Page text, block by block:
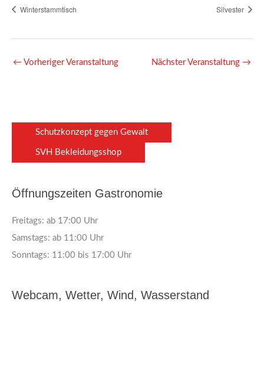
Winterstammtisch Silvester
← Vorheriger Veranstaltung Nächster Veranstaltung →
Schutzkonzept gegen Gewalt
SVH Bekleidungsshop
Öffnungszeiten Gastronomie
Freitags: ab 17:00 Uhr
Samstags: ab 11:00 Uhr
Sonntags: 11:00 bis 17:00 Uhr
Webcam, Wetter, Wind, Wasserstand